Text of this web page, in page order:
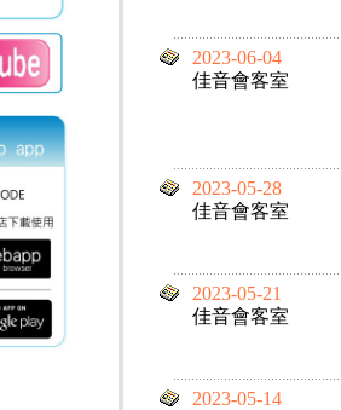
2023-06-04
佳音會客室
2023-05-28
佳音會客室
2023-05-21
佳音會客室
2023-05-14